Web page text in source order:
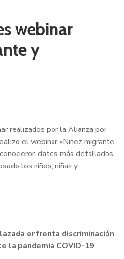
webinar
y
realizados por la Alianza por
el webinar «Niñez migrante
datos más detallados
los niños, niñas y
enfrenta discriminación
la pandemia COVID-19